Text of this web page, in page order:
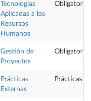
Tecnologías
Aplicadas a los
Recursos
Humanos
Obligatoria
Gestión de
Proyectos
Obligatoria
Prácticas
Externas
Prácticas